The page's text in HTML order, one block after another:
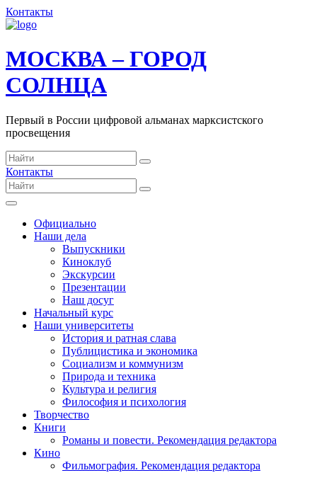
Контакты
МОСКВА – ГОРОД
СОЛНЦА
Первый в России цифровой альманах марксистского
просвещения
Контакты
Официально
Наши дела
Выпускники
Киноклуб
Экскурсии
Презентации
Наш досуг
Начальный курс
Наши университеты
История и ратная слава
Публицистика и экономика
Социализм и коммунизм
Природа и техника
Культура и религия
Философия и психология
Творчество
Книги
Романы и повести. Рекомендация редактора
Кино
Фильмография. Рекомендация редактора